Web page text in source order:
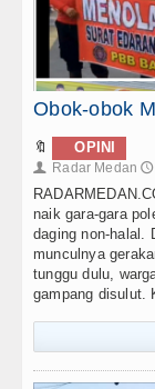
Obok-obok
🔖 OPINI
👤 Radar Medan 🕔
naik gara-gara
daging non-halal.
munculnya
tunggu dulu,
gampang disulut.